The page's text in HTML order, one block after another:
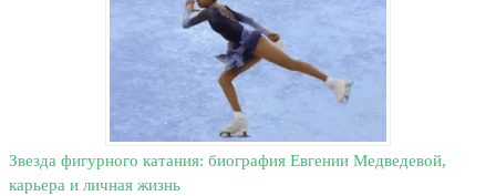
Звезда фигурного катания: биография Евгении Медведевой,
карьера и личная жизнь